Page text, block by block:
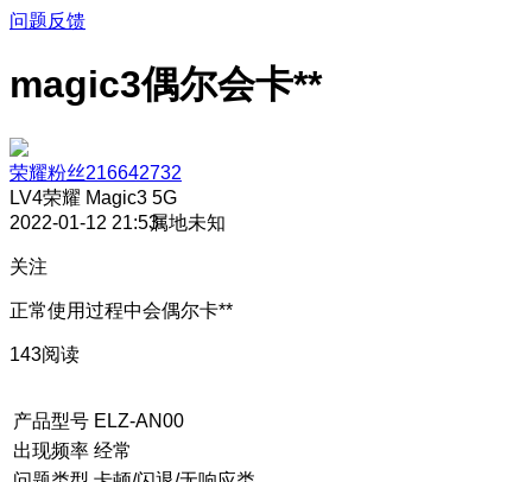
问题反馈
magic3偶尔会卡**
荣耀粉丝216642732
LV4荣耀 Magic3 5G
2022-01-12 21:53属地未知
关注
正常使用过程中会偶尔卡**
143阅读
产品型号 ELZ-AN00
出现频率 经常